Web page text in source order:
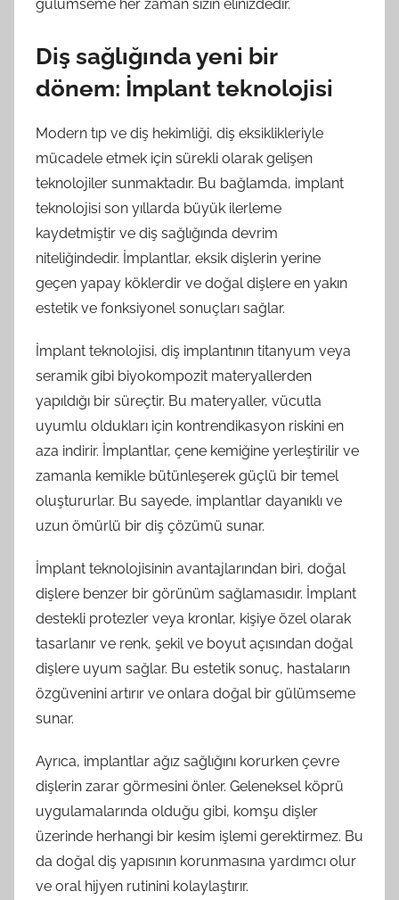
gülümseme her zaman sizin elinizdedir.
Diş sağlığında yeni bir
dönem: İmplant teknolojisi
Modern tıp ve diş hekimliği, diş eksiklikleriyle
mücadele etmek için sürekli olarak gelişen
teknolojiler sunmaktadır. Bu bağlamda, implant
teknolojisi son yıllarda büyük ilerleme
kaydetmiştir ve diş sağlığında devrim
niteliğindedir. İmplantlar, eksik dişlerin yerine
geçen yapay köklerdir ve doğal dişlere en yakın
estetik ve fonksiyonel sonuçları sağlar.
İmplant teknolojisi, diş implantının titanyum veya
seramik gibi biyokompozit materyallerden
yapıldığı bir süreçtir. Bu materyaller, vücutla
uyumlu oldukları için kontrendikasyon riskini en
aza indirir. İmplantlar, çene kemiğine yerleştirilir ve
zamanla kemikle bütünleşerek güçlü bir temel
oluştururlar. Bu sayede, implantlar dayanıklı ve
uzun ömürlü bir diş çözümü sunar.
İmplant teknolojisinin avantajlarından biri, doğal
dişlere benzer bir görünüm sağlamasıdır. İmplant
destekli protezler veya kronlar, kişiye özel olarak
tasarlanır ve renk, şekil ve boyut açısından doğal
dişlere uyum sağlar. Bu estetik sonuç, hastaların
özgüvenini artırır ve onlara doğal bir gülümseme
sunar.
Ayrıca, implantlar ağız sağlığını korurken çevre
dişlerin zarar görmesini önler. Geleneksel köprü
uygulamalarında olduğu gibi, komşu dişler
üzerinde herhangi bir kesim işlemi gerektirmez. Bu
da doğal diş yapısının korunmasına yardımcı olur
ve oral hijyen rutinini kolaylaştırır.